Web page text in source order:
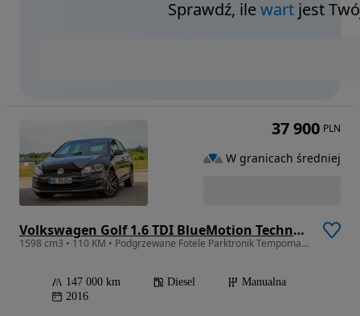
Sprawdź, ilewart jest
Volkswagen Golf 1.6 TDI BlueMotion Technology Allstar
1598 cm3 • 110 KM • Podgrzewane Fotele Parktronik Tempoma 1właściciel ALLSTAR
147 000 km Diesel
Manualna
2016
37 900 PLN
W granicach średniej